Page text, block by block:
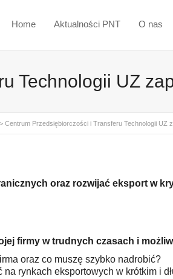
Home Aktualności PNT O nas
Technologii UZ
> Centrum Przedsiębiorczości i Transferu Technologii UZ
oraz rozwijać eksport w
firmy w trudnych czasach i
oraz co muszę szybko nadrobić?
rynkach eksportowych w krótkim i